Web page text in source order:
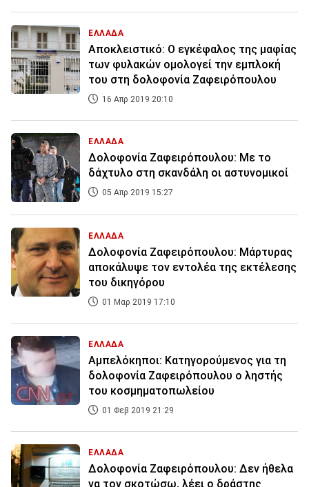
ΕΛΛΑΔΑ
Αποκλειστικό: Ο εγκέφαλος της μαφίας
των φυλακών ομολογεί την εμπλοκή
του στη δολοφονία Ζαφειρόπουλου
16 Απρ 2019 20:10
ΕΛΛΑΔΑ
Δολοφονία Ζαφειρόπουλου: Με το
δάχτυλο στη σκανδάλη οι αστυνομικοί
05 Απρ 2019 15:27
ΕΛΛΑΔΑ
Δολοφονία Ζαφειρόπουλου: Μάρτυρας
αποκάλυψε τον εντολέα της εκτέλεσης
του δικηγόρου
01 Μαρ 2019 17:10
ΕΛΛΑΔΑ
Αμπελόκηποι: Κατηγορούμενος για τη
δολοφονία Ζαφειρόπουλου ο ληστής
του κοσμηματοπωλείου
01 Φεβ 2019 21:29
ΕΛΛΑΔΑ
Δολοφονία Ζαφειρόπουλου: Δεν ήθελα
να τον σκοτώσω, λέει ο δράστης